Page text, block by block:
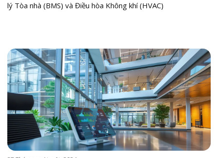
lý Tòa nhà (BMS) và Điều hòa Không khí (HVAC)